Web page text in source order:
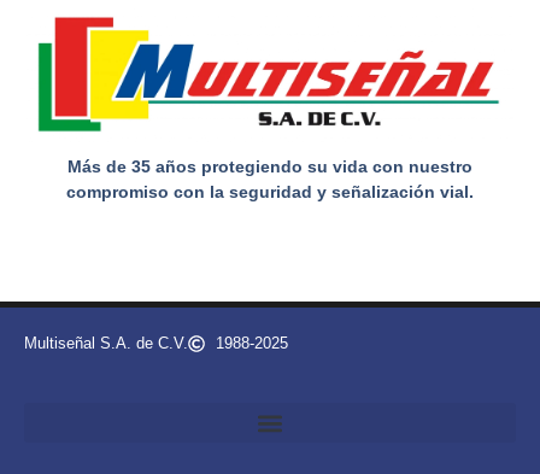
Más de 35 años protegiendo su vida con nuestro
compromiso con la seguridad y señalización vial.
Multiseñal S.A. de C.V. 1988-2025